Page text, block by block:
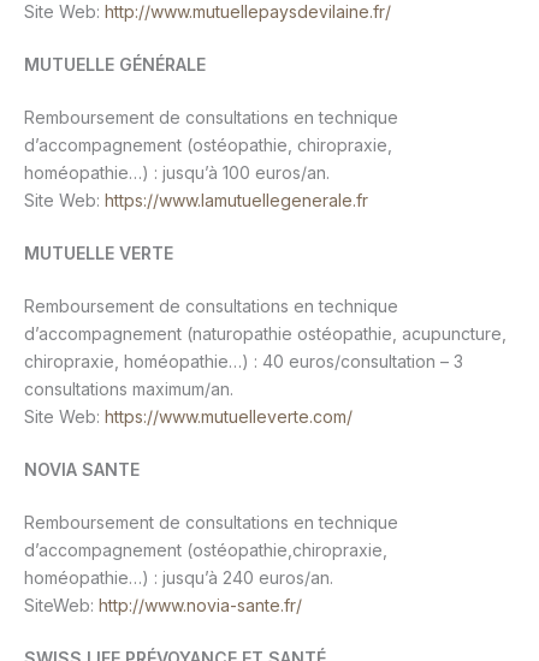
Site Web: http://www.mutuellepaysdevilaine.fr/
MUTUELLE GÉNÉRALE
Remboursement de consultations en technique
d’accompagnement (ostéopathie, chiropraxie,
homéopathie…) : jusqu’à 100 euros/an.
Site Web: https://www.lamutuellegenerale.fr
MUTUELLE VERTE
Remboursement de consultations en technique
d’accompagnement (naturopathie ostéopathie, acupuncture,
chiropraxie, homéopathie…) : 40 euros/consultation – 3
consultations maximum/an.
Site Web: https://www.mutuelleverte.com/
NOVIA SANTE
Remboursement de consultations en technique
d’accompagnement (ostéopathie,chiropraxie,
homéopathie…) : jusqu’à 240 euros/an.
SiteWeb: http://www.novia-sante.fr/